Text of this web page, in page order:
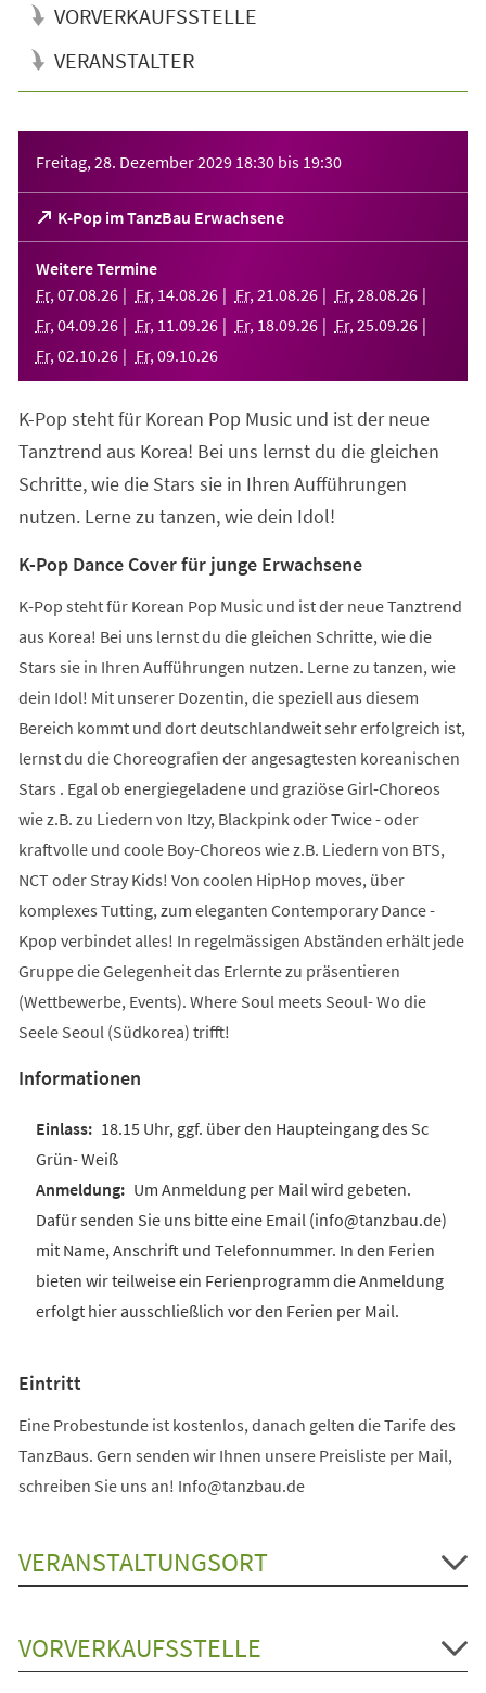
VORVERKAUFSSTELLE
VERANSTALTER
Freitag, 28. Dezember 2029 18:30 bis 19:30
K-Pop im TanzBau Erwachsene
(Öffnet
in
einem
neuen
Tab)
Weitere Termine
Fr, 07.08.26 Fr, 14.08.26 Fr, 21 .08.26 Fr, 28.08.26
Fr, 04.09.26 Fr, 11 .09.26 Fr, 18.09.26 Fr, 25.09.26
Fr, 02.10.26 Fr, 09.10.26
K-Pop steht für Korean Pop Music und ist der neue
Tanztrend aus Korea! Bei uns lernst du die gleichen
Schritte, wie die Stars sie in Ihren Aufführungen
nutzen. Lerne zu tanzen, wie dein Idol!
K-Pop Dance Cover für junge Erwachsene
K-Pop steht für Korean Pop Music und ist der neue Tanztrend
aus Korea! Bei uns lernst du die gleichen Schritte, wie die
Stars sie in Ihren Aufführungen nutzen. Lerne zu tanzen, wie
dein Idol! Mit unserer Dozentin, die speziell aus diesem
Bereich kommt und dort deutschlandweit sehr erfolgreich ist,
lernst du die Choreografien der angesagtesten koreanischen
Stars . Egal ob energiegeladene und graziöse Girl-Choreos
wie z.B. zu Liedern von Itzy, Blackpink oder Twice - oder
kraftvolle und coole Boy-Choreos wie z.B. Liedern von BTS,
NCT oder Stray Kids! Von coolen HipHop moves, über
komplexes Tutting, zum eleganten Contemporary Dance -
Kpop verbindet alles! In regelmässigen Abständen erhält jede
Gruppe die Gelegenheit das Erlernte zu präsentieren
(Wettbewerbe, Events). Where Soul meets Seoul- Wo die
Seele Seoul (Südkorea) trifft!
Informationen
18.15 Uhr, ggf. über den Haupteingang des Sc
Grün- Weiß
Um Anmeldung per Mail wird gebeten.
Dafür senden Sie uns bitte eine Email (info@tanzbau.de)
mit Name, Anschrift und Telefonnummer. In den Ferien
bieten wir teilweise ein Ferienprogramm die Anmeldung
erfolgt hier ausschließlich vor den Ferien per Mail.
Eintritt
Eine Probestunde ist kostenlos, danach gelten die Tarife des
TanzBaus. Gern senden wir Ihnen unsere Preisliste per Mail,
schreiben Sie uns an! Info@tanzbau.de
VERANSTALTUNGSORT
VORVERKAUFSSTELLE